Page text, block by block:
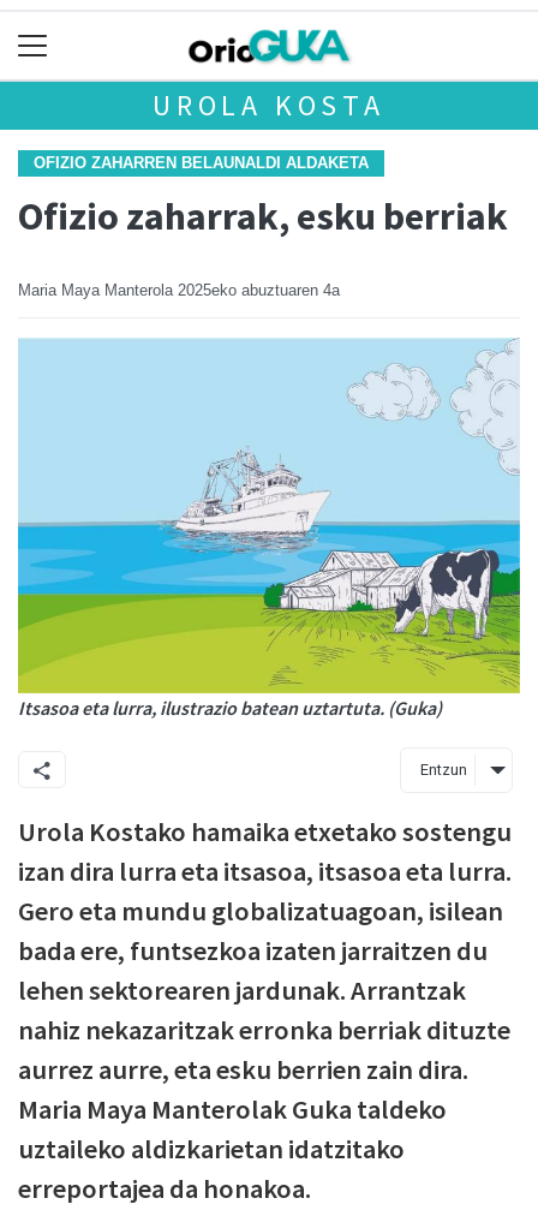
UROLA KOSTA
OFIZIO ZAHARREN BELAUNALDI ALDAKETA
Ofizio zaharrak, esku berriak
Maria Maya Manterola 2025eko abuztuaren 4a
Itsasoa eta lurra, ilustrazio batean uztartuta. (Guka)
Entzun
Urola Kostako hamaika etxetako sostengu
izan dira lurra eta itsasoa, itsasoa eta lurra.
Gero eta mundu globalizatuagoan, isilean
bada ere, funtsezkoa izaten jarraitzen du
lehen sektorearen jardunak. Arrantzak
nahiz nekazaritzak erronka berriak dituzte
aurrez aurre, eta esku berrien zain dira.
Maria Maya Manterolak Guka taldeko
uztaileko aldizkarietan idatzitako
erreportajea da honakoa.